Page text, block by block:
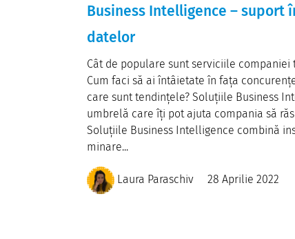
Business Intelligence – suport
datelor
Cât de populare sunt serviciile
Cum faci să ai întâietate în fața
care sunt tendințele? Soluțiile Business
umbrelă care îți pot ajuta compania să
Soluțiile Business Intelligence combină
minare...
Laura Paraschiv 28 Aprilie 2022